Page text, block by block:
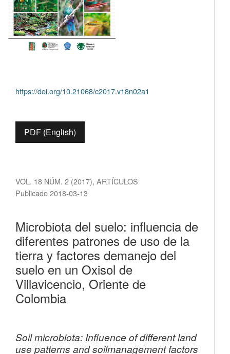
https://doi.org/10.21068/c2017.v18n02a1
VOL. 18 NÚM. 2 (2017), ARTÍCULOS
Microbiota del suelo: influencia de
diferentes patrones de uso de la
tierra y factores demanejo del
suelo en un Oxisol de
Villavicencio, Oriente de
Colombia
Soil microbiota: Influence of different land
use patterns and soilmanagement factors
Publicado 2018-03-13
PDF (English)